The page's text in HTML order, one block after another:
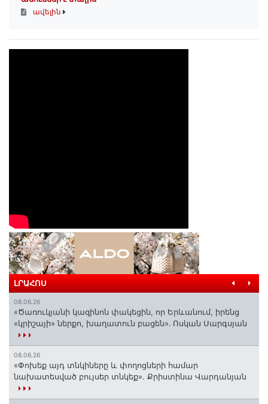
ավելին
ԼՐԱՀՈՍ
08.06.26
«Ծառուկյանի կազինոն փակեցին, որ Երևանում, իրենց
«կրիշայի» ներքո, խաղատուն բացեն»․ Ոսկան Սարգսյան
08.06.26
«Փոխեք այդ տնկիները և փողոցների համար
նախատեսված բույսեր տնկեք». Քրիստինա Վարդանյան